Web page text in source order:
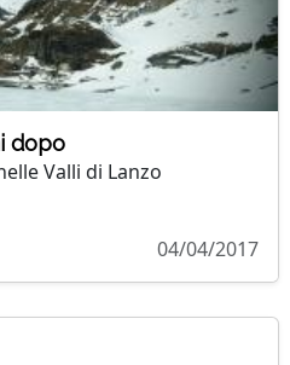
dopo
Valli di Lanzo
04/04/2017